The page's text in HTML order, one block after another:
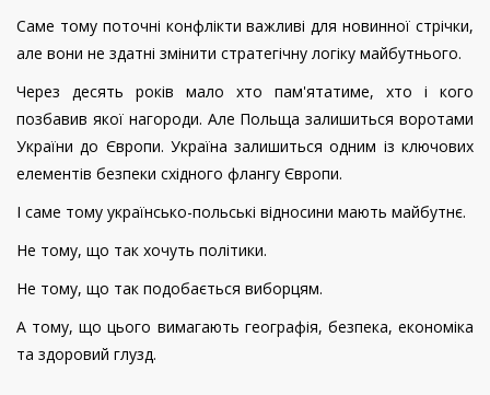
Саме тому поточні конфлікти важливі для новинної стрічки,
але вони не здатні змінити стратегічну логіку майбутнього.
Через десять років мало хто пам'ятатиме, хто і кого
позбавив якої нагороди. Але Польща залишиться воротами
України до Європи. Україна залишиться одним із ключових
елементів безпеки східного флангу Європи.
І саме тому українсько-польські відносини мають майбутнє.
Не тому, що так хочуть політики.
Не тому, що так подобається виборцям.
А тому, що цього вимагають географія, безпека, економіка
та здоровий глузд.